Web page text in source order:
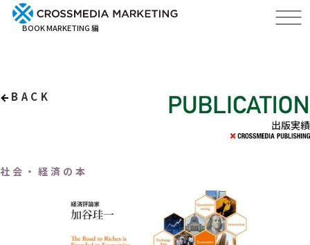
BOOK MARKETING 編
BACK
出版実績
社会・経済の本